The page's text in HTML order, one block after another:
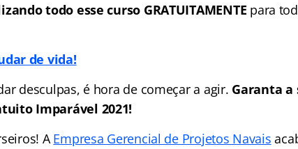
todo esse curso GRATUITAMENTE para
de vida!
desculpas, é hora de começar a agir. Garanta a
Imparável 2021!
AEmpresa Gerencial de Projetos Navais